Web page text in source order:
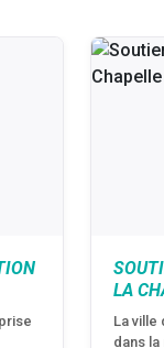
LA
La ville
dans